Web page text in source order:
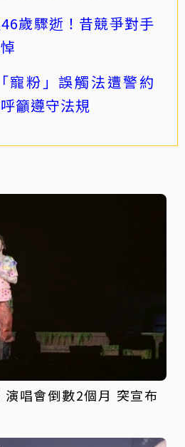
歲驟逝！昔競爭對手
寵粉」誤觸法遭警約
籲遵守法規
唱會倒數2個月 突宣布